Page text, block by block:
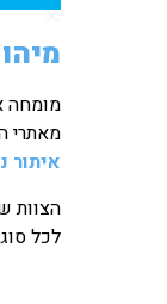
מומחה
מאתרי
איתור
הצוות
לכל